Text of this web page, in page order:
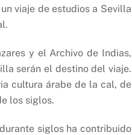
viaje de estudios a Sevilla
y el Archivo de Indias,
serán el destino del viaje.
cultura árabe de la cal, de
los siglos.
siglos ha contribuido